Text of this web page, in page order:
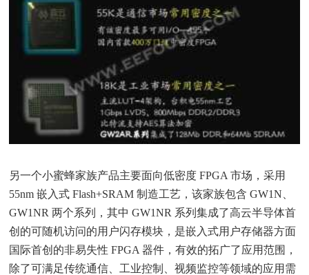
另一个小蜜蜂家族产品主要面向低密度 FPGA 市场，采用
55nm 嵌入式 Flash+SRAM 制造工艺，该家族包含 GW1N、
GW1NR 两个系列，其中 GW1NR 系列集成了高云半导体首
创的可随机访问的用户闪存模块，是嵌入式用户存储器方面
国际首创的非易失性 FPGA 器件，有效的拓广了应用范围，
除了可满足传统通信、工业控制、视频监控等领域的应用需